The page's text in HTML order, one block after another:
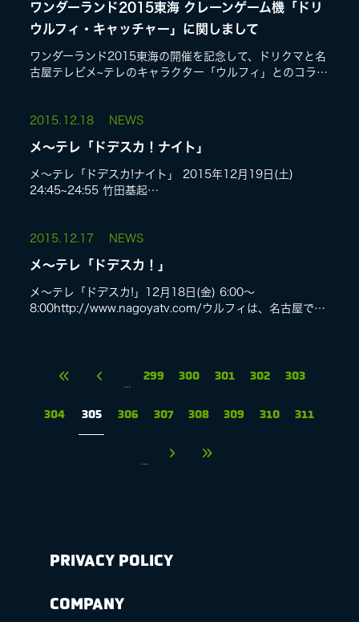
ワンダーランド2015東海 クレーンゲーム機「ドリ
ウルフィ・キャッチャー」に関しまして
ワンダーランド2015東海の開催を記念して、ドリクマと名
古屋テレビメ~テレのキャラクター「ウルフィ」とのコラボ
2015.
12.18 NEWS
メ〜テレ「ドデスカ！ナイト」
メ〜テレ「ドデスカ!ナイト」 2015年12月19日(土)
24:45~24:55 竹田基起
2015.
12.17 NEWS
メ〜テレ「ドデスカ！」
メ〜テレ「ドデスカ!」12月18日(金) 6:00〜
8:00http://www.nagoyatv.com/ウルフィは、名古屋で行
...
299 300 301 302 303
304 305 306 307 308 309 310 311
...
PRIVACY POLICY
COMPANY